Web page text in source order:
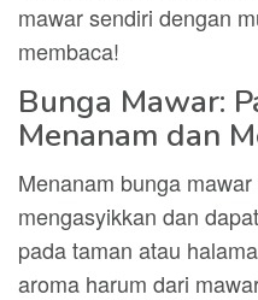
mawar sendiri dengan
membaca!
Bunga Mawar:
Menanam dan
Menanam bunga
mengasyikkan dan
pada taman atau
aroma harum dari